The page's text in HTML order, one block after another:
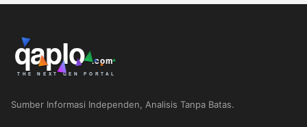
Sumber Informasi Independen, Analisis Tanpa Batas.